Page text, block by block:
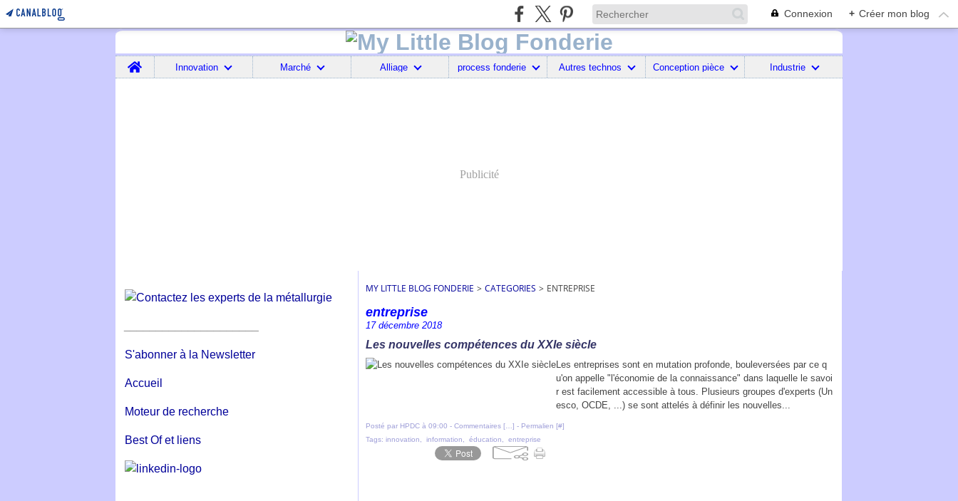
Connexion + Créer mon blog
Home
Innovation Marché Alliage process fonderie Autres technos Conception pièce Industrie
Publicité
S'abonner à la Newsletter
Accueil
Moteur de recherche
Best Of et liens
MY LITTLE BLOG FONDERIE > CATEGORIES > ENTREPRISE
entreprise
17 décembre 2018
Les nouvelles compétences du XXIe siècle
Les entreprises sont en mutation profonde, bouleversées par ce q
u'on appelle "l'économie de la connaissance" dans laquelle le savoi
r est facilement accessible à tous. Plusieurs groupes d'experts (Un
esco, OCDE, ...) se sont attelés à définir les nouvelles...
Posté par HPDC à 09:00 - Commentaires [ ] - Permalien [#]
Tags: innovation information éducation entreprise